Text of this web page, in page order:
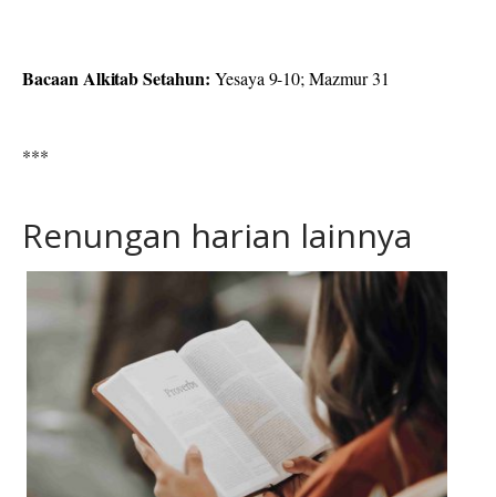
Bacaan Alkitab Setahun: Yesaya 9-10; Mazmur 31
***
Renungan harian lainnya